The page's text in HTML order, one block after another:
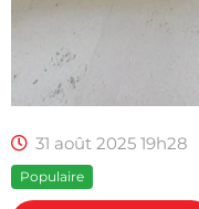
31 août 2025 19h28
Populaire